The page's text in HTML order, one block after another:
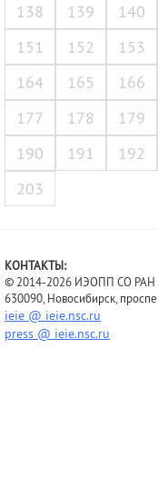
138
139 140
151
152 153
164
165 166
177
178 179
190
191 192
203
КОНТАКТЫ:
© 2014-2026 ИЭОПП СО РАН
630090, Новосибирск,
ieie @ ieie.nsc.ru
press @ ieie.nsc.ru